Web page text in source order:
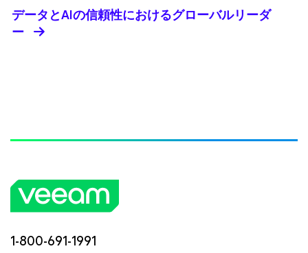
データとAIの信頼性におけるグローバルリーダ
ー
1-800-691-1991